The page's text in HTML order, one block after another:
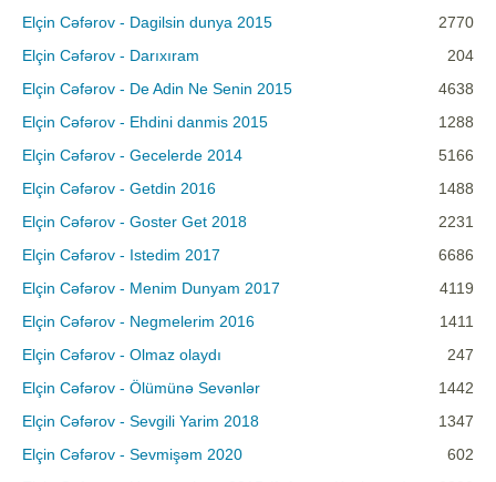
Elçin Cəfərov - Dagilsin dunya 2015
2770
Elçin Cəfərov - Darıxıram
204
Elçin Cəfərov - De Adin Ne Senin 2015
4638
Elçin Cəfərov - Ehdini danmis 2015
1288
Elçin Cəfərov - Gecelerde 2014
5166
Elçin Cəfərov - Getdin 2016
1488
Elçin Cəfərov - Goster Get 2018
2231
Elçin Cəfərov - Istedim 2017
6686
Elçin Cəfərov - Menim Dunyam 2017
4119
Elçin Cəfərov - Negmelerim 2016
1411
Elçin Cəfərov - Olmaz olaydı
247
Elçin Cəfərov - Ölümünə Sevənlər
1442
Elçin Cəfərov - Sevgili Yarim 2018
1347
Elçin Cəfərov - Sevmişəm 2020
602